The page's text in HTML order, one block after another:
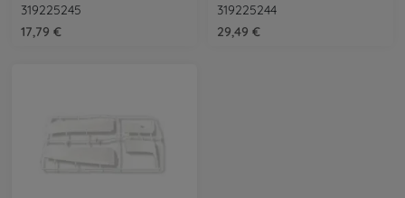
319225245
17,79 €
319225244
29,49 €